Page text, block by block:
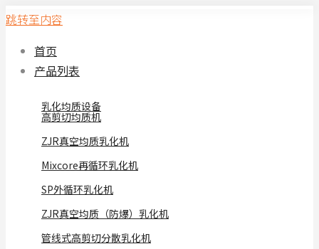
跳转至内容
首页
产品列表
乳化均质设备
高剪切均质机
ZJR真空均质乳化机
Mixcore再循环乳化机
SP外循环乳化机
ZJR真空均质（防爆）乳化机
管线式高剪切分散乳化机